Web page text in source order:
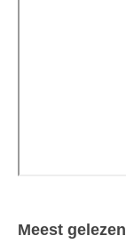
Meest gelezen